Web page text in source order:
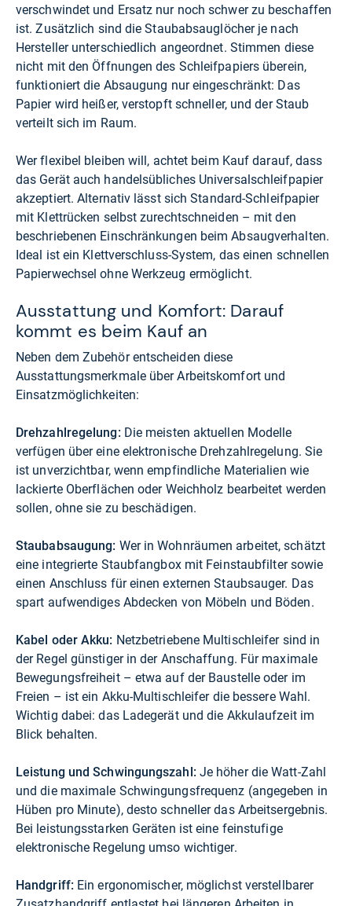
verschwindet und Ersatz nur noch schwer zu beschaffen
ist. Zusätzlich sind die Staubabsauglöcher je nach
Hersteller unterschiedlich angeordnet. Stimmen diese
nicht mit den Öffnungen des Schleifpapiers überein,
funktioniert die Absaugung nur eingeschränkt: Das
Papier wird heißer, verstopft schneller, und der Staub
verteilt sich im Raum.
Wer flexibel bleiben will, achtet beim Kauf darauf, dass
das Gerät auch handelsübliches Universalschleifpapier
akzeptiert. Alternativ lässt sich Standard-Schleifpapier
mit Klettrücken selbst zurechtschneiden – mit den
beschriebenen Einschränkungen beim Absaugverhalten.
Ideal ist ein Klettverschluss-System, das einen schnellen
Papierwechsel ohne Werkzeug ermöglicht.
Ausstattung und Komfort: Darauf
kommt es beim Kauf an
Neben dem Zubehör entscheiden diese
Ausstattungsmerkmale über Arbeitskomfort und
Einsatzmöglichkeiten:
Drehzahlregelung: Die meisten aktuellen Modelle
verfügen über eine elektronische Drehzahlregelung. Sie
ist unverzichtbar, wenn empfindliche Materialien wie
lackierte Oberflächen oder Weichholz bearbeitet werden
sollen, ohne sie zu beschädigen.
Staubabsaugung: Wer in Wohnräumen arbeitet, schätzt
eine integrierte Staubfangbox mit Feinstaubfilter sowie
einen Anschluss für einen externen Staubsauger. Das
spart aufwendiges Abdecken von Möbeln und Böden.
Kabel oder Akku: Netzbetriebene Multischleifer sind in
der Regel günstiger in der Anschaffung. Für maximale
Bewegungsfreiheit – etwa auf der Baustelle oder im
Freien – ist ein Akku-Multischleifer die bessere Wahl.
Wichtig dabei: das Ladegerät und die Akkulaufzeit im
Blick behalten.
Leistung und Schwingungszahl: Je höher die Watt-Zahl
und die maximale Schwingungsfrequenz (angegeben in
Hüben pro Minute), desto schneller das Arbeitsergebnis.
Bei leistungsstarken Geräten ist eine feinstufige
elektronische Regelung umso wichtiger.
Handgriff: Ein ergonomischer, möglichst verstellbarer